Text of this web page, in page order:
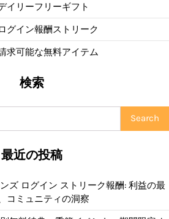
イリーフリーギフト
グイン報酬ストリーク
求可能な無料アイテム
検索
最近の投稿
ズ ログイン ストリーク報酬: 利益の最
コミュニティの洞察